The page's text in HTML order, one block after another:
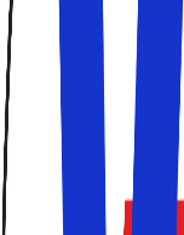
>
Rejser Der
Ferie I Eget
>
Arbejd Hvor